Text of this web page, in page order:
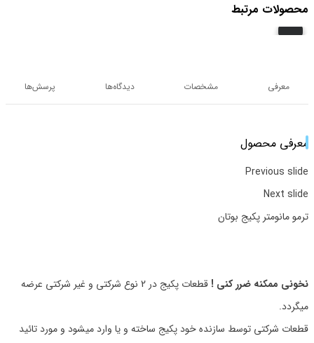
محصولات مرتبط
معرفی مشخصات دیدگاه‌ها پرسش‌ها
معرفی محصول
Previous slide
Next slide
ترمو مانومتر پکیج بوتان
نخونی ممکنه ضرر کنی !
قطعات پکیج در 2 نوع شرکتی و غیر شرکتی عرضه
میگردد.
قطعات شرکتی توسط سازنده خود پکیج ساخته و یا وارد میشود و مورد تائید